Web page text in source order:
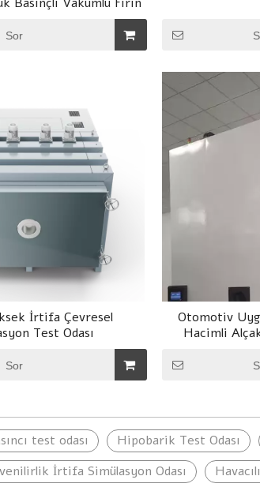
TEST ODALARI
TOZ TEST ODALARI
DİĞERLERİ
Sor
İrtifa Çevresel
Test Odası
Sor
Otomotiv
Hacimli
test odası Hipobarik Test Odası
İrtifa Simülasyon Odası